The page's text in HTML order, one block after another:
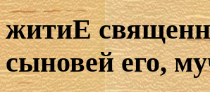
житиЕ
сыновей его,